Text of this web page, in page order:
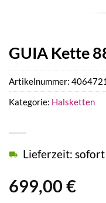
GUIA Kette
699,00 €
Lieferzeit:
Artikelnummer:
Kategorie: Halsketten